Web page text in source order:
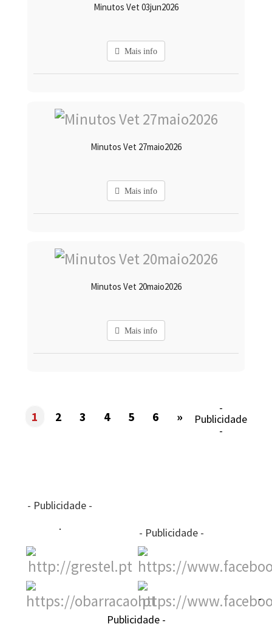
Minutos Vet 03jun2026
Mais info
Minutos Vet 27maio2026
Mais info
Minutos Vet 20maio2026
Mais info
1 2 3 4 5 6 »
-
Publicidade
-
- Publicidade -
- Publicidade -
-
Publicidade -